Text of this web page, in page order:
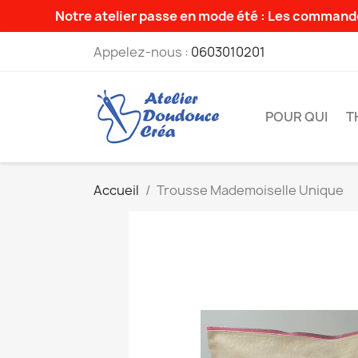
Notre atelier passe en mode été : Les
Appelez-nous : 0603010201
POUR QUI
Accueil Trousse Mademoiselle Unique